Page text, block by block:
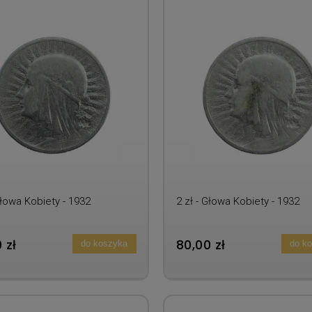
Kobiety - 1932
do koszyka
2 zł - Głowa Kobiety - 1932
80,00 zł do